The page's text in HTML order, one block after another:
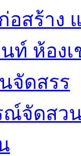
ท์ ห้องเ
จัดสรร
ณ์จัดสว